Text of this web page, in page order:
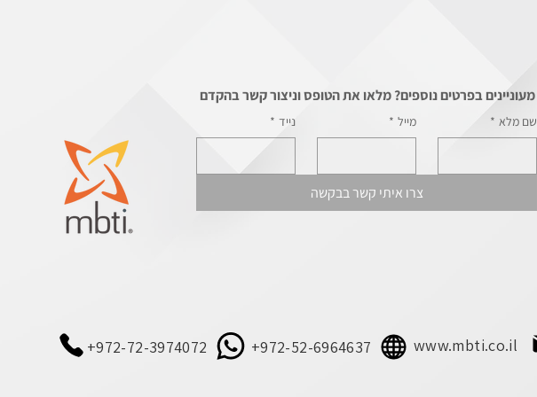
שם מלא * מייל * נייד *
צרו איתי קשר בבקשה
מעוניינים בפרטים נוספים? מלאו את הטופס וניצור קשר בהקדם
+972-72-3974072 +972-52-6964637 www.mbti.co.il